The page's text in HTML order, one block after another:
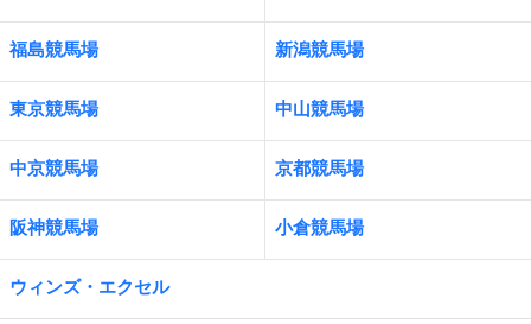
福島競馬場 新潟競馬場
東京競馬場 中山競馬場
中京競馬場 京都競馬場
阪神競馬場 小倉競馬場
ウィンズ・エクセル